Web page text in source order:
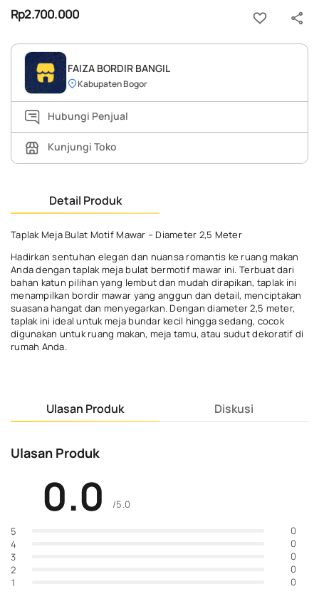
Rp2.700.000
FAIZA BORDIR BANGIL
Kabupaten Bogor
Hubungi Penjual
Kunjungi Toko
Detail Produk
Taplak Meja Bulat Motif Mawar – Diameter 2,5 Meter
Hadirkan sentuhan elegan dan nuansa romantis ke ruang makan
Anda dengan taplak meja bulat bermotif mawar ini. Terbuat dari
bahan katun pilihan yang lembut dan mudah dirapikan, taplak ini
menampilkan bordir mawar yang anggun dan detail, menciptakan
suasana hangat dan menyegarkan. Dengan diameter 2,5 meter,
taplak ini ideal untuk meja bundar kecil hingga sedang, cocok
digunakan untuk ruang makan, meja tamu, atau sudut dekoratif di
rumah Anda.
Ulasan Produk Diskusi
Ulasan Produk
0.0 /5.0
5
0
4
0
3
0
2
0
1
0